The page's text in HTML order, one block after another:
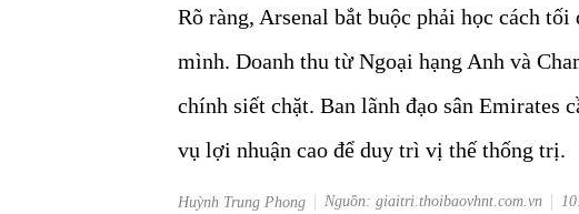
Rõ ràng, Arsenal bắt buộc phải học cách
mình. Doanh thu từ Ngoại hạng Anh và
chính siết chặt. Ban lãnh đạo sân Emirates
vụ lợi nhuận cao để duy trì vị thế thống trị.
Huỳnh Trung Phong Nguồn: giaitri.thoibaovhnt.com.vn